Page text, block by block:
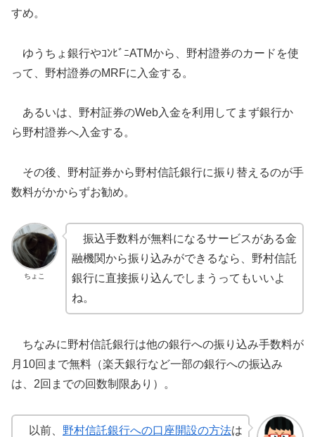
すめ。
ゆうちょ銀行やｺﾝﾋﾞﾆATMから、野村證券のカードを使
って、野村證券のMRFに入金する。
あるいは、野村証券のWeb入金を利用してまず銀行か
ら野村證券へ入金する。
その後、野村証券から野村信託銀行に振り替えるのが手
数料がかからずお勧め。
ちょこ
振込手数料が無料になるサービスがある金
融機関から振り込みができるなら、野村信託
銀行に直接振り込んでしまうってもいいよ
ね。
ちなみに野村信託銀行は他の銀行への振り込み手数料が
月10回まで無料（楽天銀行など一部の銀行への振込み
は、2回までの回数制限あり）。
以前、 野村信託銀行への口座開設の方法は